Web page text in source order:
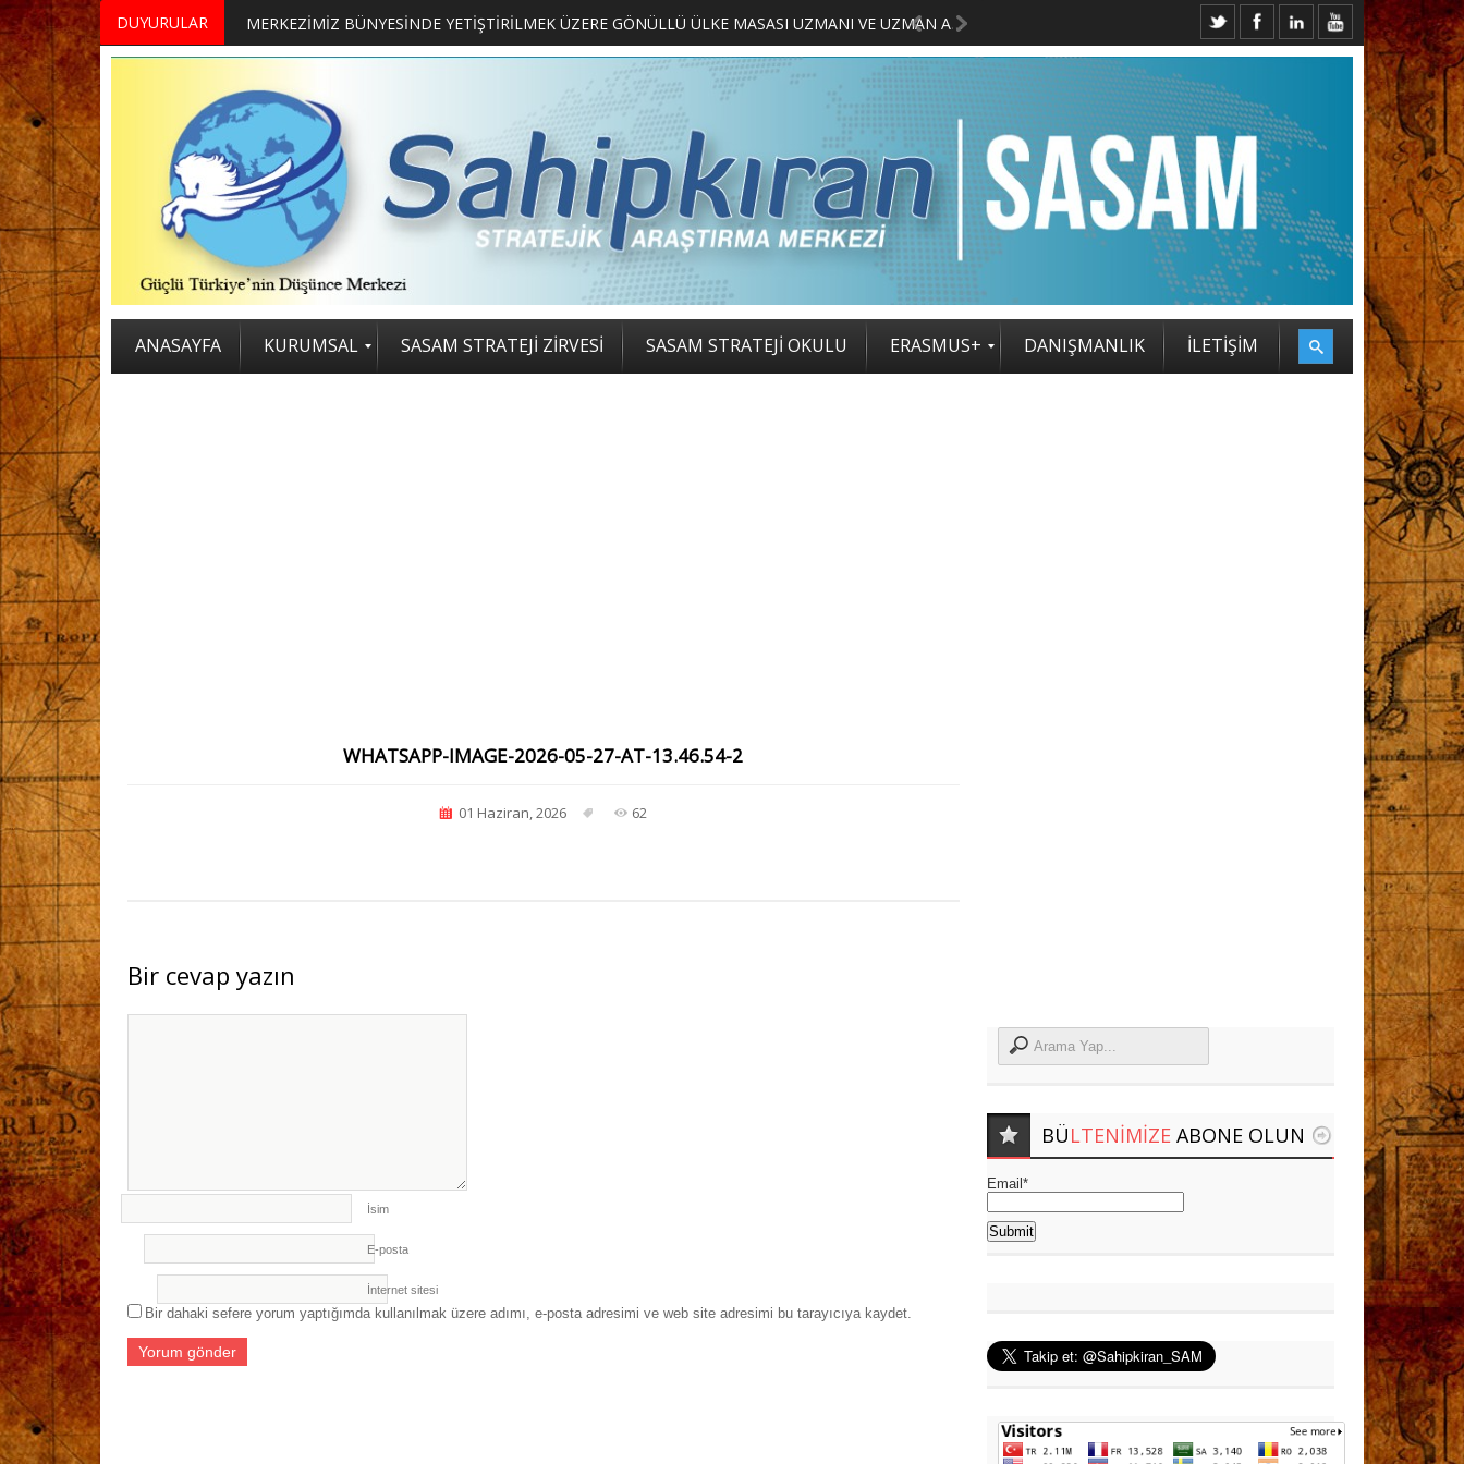
DUYURULAR MERKEZİMİZ BÜNYESİNDE YETİŞTİRİLMEK ÜZERE GÖNÜLLÜ ÜLKE MASASI UZMANI VE UZMAN ADAYLARI ARIYORUZ 2. SASAM STRATEJİ ZİRVESİ KATILIMCILARI BELLİ OLDU
ANASAYFA KURUMSAL SASAM STRATEJİ ZİRVESİ SASAM STRATEJİ OKULU ERASMUS+ DANIŞMANLIK İLETİŞİM
WHATSAPP-IMAGE-2026-05-27-AT-13.46.54-2
01 Haziran, 2026 62
Bir cevap yazın
İsim
E-posta
İnternet sitesi
Bir dahaki sefere yorum yaptığımda kullanılmak üzere adımı, e-posta adresimi ve web site adresimi bu tarayıcıya kaydet.
BÜLTENIMIZE ABONE OLUN
Email*